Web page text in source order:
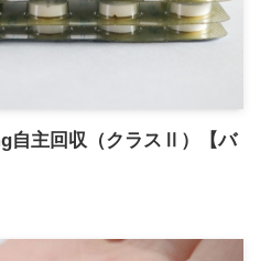
自主回収（クラスⅡ）【バ